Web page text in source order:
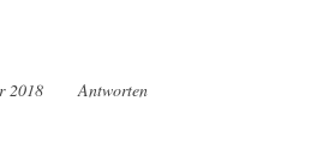
2018 12:06
Antworten